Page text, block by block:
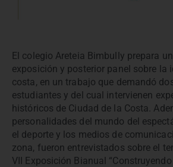
El colegio Areteia Bimbully prepara
exposición y posterior panel sobre la
costa, en un trabajo que demandó
estudiantes y del cual intervienen
históricos de Ciudad de la Costa.
personalidades del mundo del
el deporte y los medios de
zona, fueron entrevistados sobre el
VII Exposición Bianual